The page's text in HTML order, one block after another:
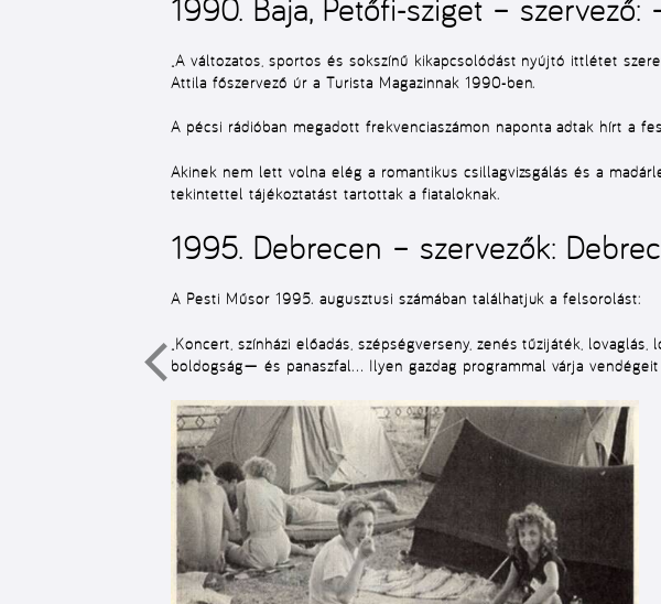
1990. Baja, Petőfi-sziget – szervező:
„A változatos, sportos és sokszínű kikapcsolódást nyújtó ittlétet
Attila főszervező úr a Turista Magazinnak 1990-ben.
A pécsi rádióban megadott frekvenciaszámon naponta adtak hírt a
Akinek nem lett volna elég a romantikus csillagvizsgálás és a
tekintettel tájékoztatást tartottak a fiataloknak.
1995. Debrecen – szervezők:
A Pesti Műsor 1995. augusztusi számában találhatjuk a felsorolást:
„Koncert, színházi előadás, szépségverseny, zenés tűzijáték,
boldogság— és panaszfal… Ilyen gazdag programmal várja vendégeit